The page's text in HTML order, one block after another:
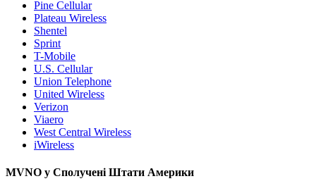
Pine Cellular
Plateau Wireless
Shentel
Sprint
T-Mobile
U.S. Cellular
Union Telephone
United Wireless
Verizon
Viaero
West Central Wireless
iWireless
MVNO у Сполучені Штати Америки